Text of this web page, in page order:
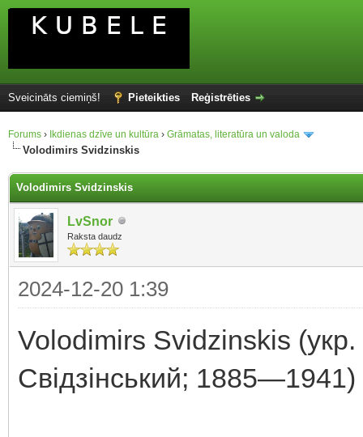
Sveicināts ciemiņš! Pieteikties Reģistrēties
Forums › Ikdienas dzīve un kultūra › Grāmatas, literatūra un valoda
Volodimirs Svidzinskis
Volodimirs Svidzinskis
LvSnor
Raksta daudz
2024-12-20 1:39
Volodimirs Svidzinskis
Свідзінський;